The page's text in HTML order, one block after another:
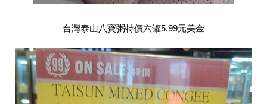
台灣泰山八寶粥特價六罐5.99元美金